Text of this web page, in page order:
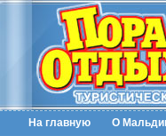
На главную О